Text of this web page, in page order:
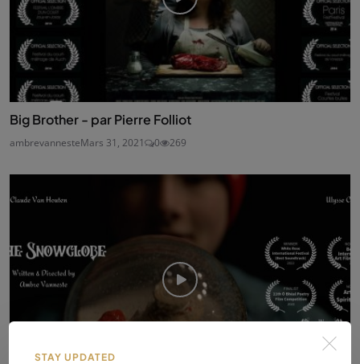
Big Brother - par Pierre Folliot
ambrevannesteMars 31, 2021 0 269
STAY UPDATED